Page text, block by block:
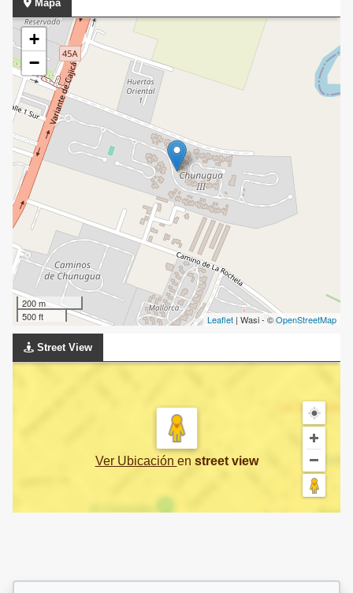
Mapa
+
−
200 m
500 ft
Leaflet | Wasi - ©OpenStreetMap
Street View
Ver Ubicación en street view